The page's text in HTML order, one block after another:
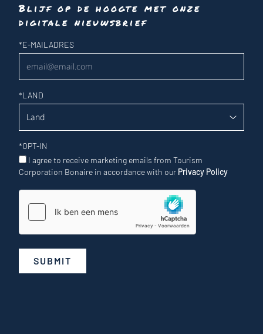
Blijf op de hoogte met onze
digitale nieuwsbrief
Nieuwsbrief
*E-MAILADRES
*LAND
*OPT-IN
I agree to receive marketing emails from Tourism
Corporation Bonaire in accordance with our Privacy Policy
SUBMIT